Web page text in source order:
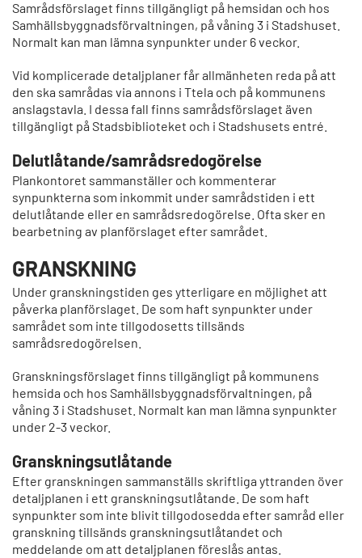
Samrådsförslaget finns tillgängligt på hemsidan och hos
Samhällsbyggnadsförvaltningen, på våning 3 i Stadshuset.
Normalt kan man lämna synpunkter under 6 veckor.
Vid komplicerade detaljplaner får allmänheten reda på att
den ska samrådas via annons i Ttela och på kommunens
anslagstavla. I dessa fall finns samrådsförslaget även
tillgängligt på Stadsbiblioteket och i Stadshusets entré.
Delutlåtande/samrådsredogörelse
Plankontoret sammanställer och kommenterar
synpunkterna som inkommit under samrådstiden i ett
delutlåtande eller en samrådsredogörelse. Ofta sker en
bearbetning av planförslaget efter samrådet.
GRANSKNING
Under granskningstiden ges ytterligare en möjlighet att
påverka planförslaget. De som haft synpunkter under
samrådet som inte tillgodosetts tillsänds
samrådsredogörelsen.
Granskningsförslaget finns tillgängligt på kommunens
hemsida och hos Samhällsbyggnadsförvaltningen, på
våning 3 i Stadshuset. Normalt kan man lämna synpunkter
under 2-3 veckor.
Granskningsutlåtande
Efter granskningen sammanställs skriftliga yttranden över
detaljplanen i ett granskningsutlåtande. De som haft
synpunkter som inte blivit tillgodosedda efter samråd eller
granskning tillsänds granskningsutlåtandet och
meddelande om att detaljplanen föreslås antas.